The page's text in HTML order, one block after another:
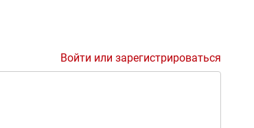
Войти или зарегистрироваться